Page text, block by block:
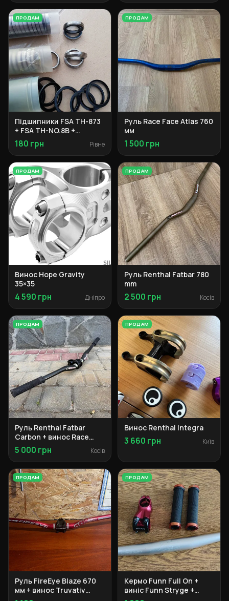
ПРОДАМ
Підшипники FSA TH-873
+ FSA TH-NO.8B +
запчастини рульової
180 грн Рівне
ПРОДАМ
Руль Race Face Atlas 760
мм
1 500 грн
ПРОДАМ
Винос Hope Gravity
35×35
4 590 грн Дніпро
ПРОДАМ
Руль Renthal Fatbar 780
mm
2 500 грн Косів
ПРОДАМ
Руль Renthal Fatbar
Carbon + винос Race
Face Aeffect R + грипси
SDG
5 000 грн Косів
ПРОДАМ
Винос Renthal Integra
3 660 грн Київ
ПРОДАМ
Руль FireEye Blaze 670
мм + винос Truvativ
ПРОДАМ
Кермо Funn Full On +
виніс Funn Stryge +